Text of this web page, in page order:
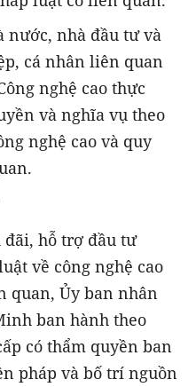
nước, nhà đầu tư và
cá nhân liên quan
nghệ cao thực
và nghĩa vụ theo
nghệ cao và quy
đãi, hỗ trợ đầu tư
về công nghệ cao
quan, Ủy ban nhân
ban hành theo
có thẩm quyền ban
pháp và bố trí nguồn